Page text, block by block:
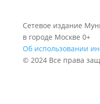
Сетевое издание
в городе Москве 0+
Об использовании
© 2024 Все права